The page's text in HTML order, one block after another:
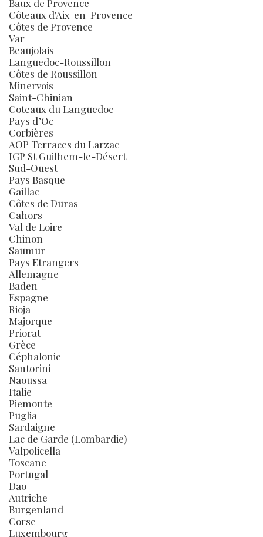
Baux de Provence
Côteaux d'Aix-en-Provence
Côtes de Provence
Var
Beaujolais
Languedoc-Roussillon
Côtes de Roussillon
Minervois
Saint-Chinian
Coteaux du Languedoc
Pays d’Oc
Corbières
AOP Terraces du Larzac
IGP St Guilhem-le-Désert
Sud-Ouest
Pays Basque
Gaillac
Côtes de Duras
Cahors
Val de Loire
Chinon
Saumur
Pays Etrangers
Allemagne
Baden
Espagne
Rioja
Majorque
Priorat
Grèce
Céphalonie
Santorini
Naoussa
Italie
Piemonte
Puglia
Sardaigne
Lac de Garde (Lombardie)
Valpolicella
Toscane
Portugal
Dao
Autriche
Burgenland
Corse
Luxembourg